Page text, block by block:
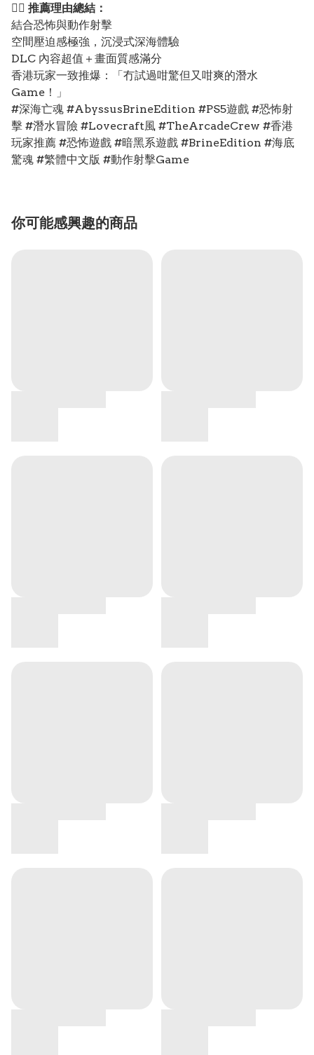
❤️‍🔥 推薦理由總結：
結合恐怖與動作射擊
空間壓迫感極強，沉浸式深海體驗
DLC 內容超值＋畫面質感滿分
香港玩家一致推爆：「冇試過咁驚但又咁爽的潛水
Game！」
#深海亡魂 #AbyssusBrineEdition #PS5遊戲 #恐怖射
擊 #潛水冒險 #Lovecraft風 #TheArcadeCrew #香港
玩家推薦 #恐怖遊戲 #暗黑系遊戲 #BrineEdition #海底
驚魂 #繁體中文版 #動作射擊Game
你可能感興趣的商品